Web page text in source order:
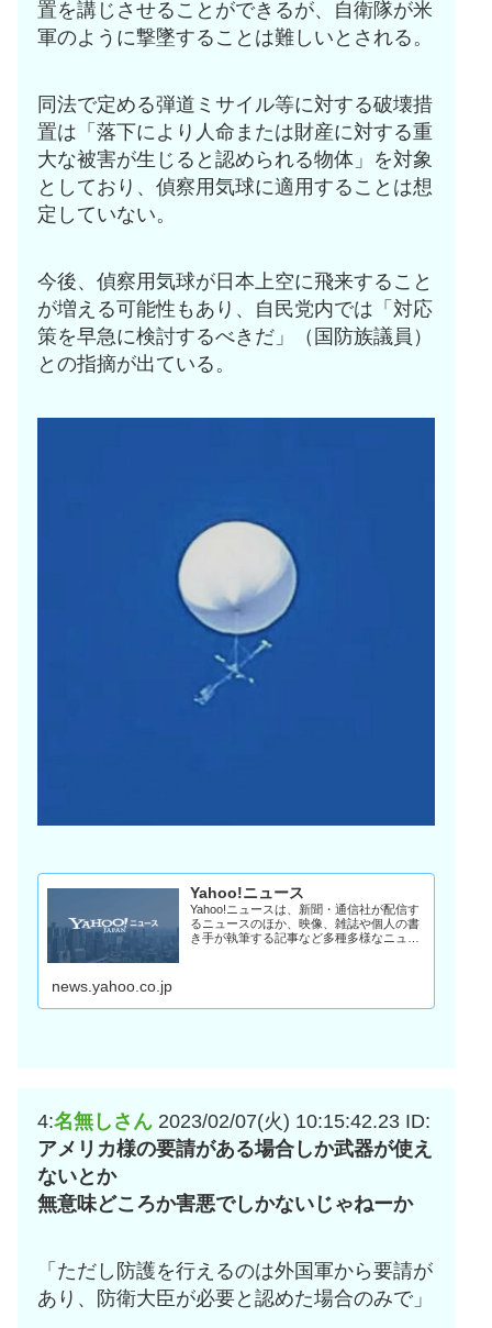
置を講じさせることができるが、自衛隊が米
軍のように撃墜することは難しいとされる。
同法で定める弾道ミサイル等に対する破壊措
置は「落下により人命または財産に対する重
大な被害が生じると認められる物体」を対象
としており、偵察用気球に適用することは想
定していない。
今後、偵察用気球が日本上空に飛来すること
が増える可能性もあり、自民党内では「対応
策を早急に検討するべきだ」（国防族議員）
との指摘が出ている。
Yahoo!ニュース
Yahoo!ニュースは、新聞・通信社が配信す
るニュースのほか、映像、雑誌や個人の書
き手が執筆する記事など多種多様なニュー
news.yahoo.co.jp
4:名無しさん 2023/02/07(火) 10:15:42.23 ID:
アメリカ様の要請がある場合しか武器が使え
ないとか
無意味どころか害悪でしかないじゃねーか
「ただし防護を行えるのは外国軍から要請が
あり、防衛大臣が必要と認めた場合のみで」